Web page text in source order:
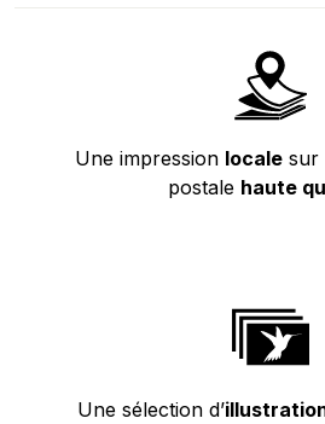
Une impression localesur
postale haute
Une sélection d’